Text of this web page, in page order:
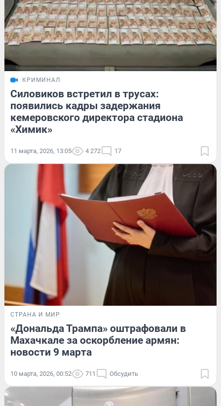
КРИМИНАЛ
Силовиков встретил в трусах:
появились кадры задержания
кемеровского директора стадиона
«Химик»
11 марта, 2026, 13:05 4 272 17
СТРАНА И МИР
«Дональда Трампа» оштрафовали в
Махачкале за оскорбление армян:
новости 9 марта
10 марта, 2026, 00:52 711 Обсудить